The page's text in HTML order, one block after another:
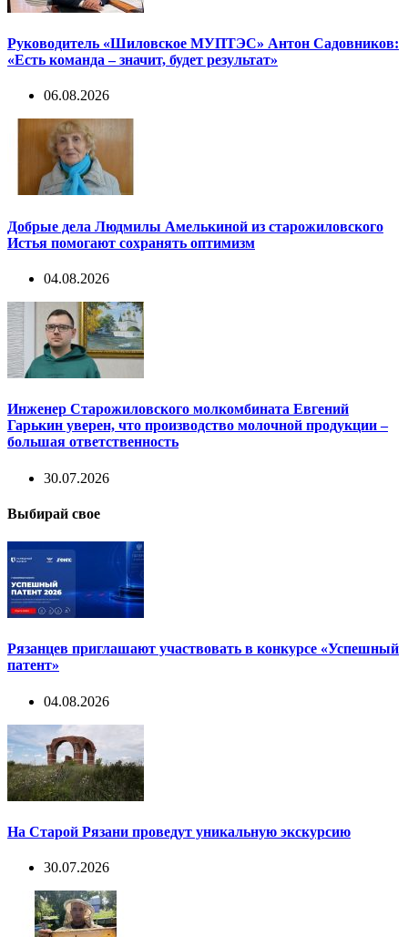
Руководитель «Шиловское МУПТЭС» Антон Садовников:
«Есть команда – значит, будет результат»
06.08.2026
Добрые дела Людмилы Амелькиной из старожиловского
Истья помогают сохранять оптимизм
04.08.2026
Инженер Старожиловского молкомбината Евгений
Гарькин уверен, что производство молочной продукции –
большая ответственность
30.07.2026
Выбирай свое
Рязанцев приглашают участвовать в конкурсе «Успешный
патент»
04.08.2026
На Старой Рязани проведут уникальную экскурсию
30.07.2026